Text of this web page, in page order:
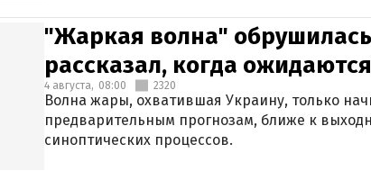
"Жаркая волна"
рассказал, когда
4 августа, 08:00 2320
Волна жары, охватившая Украину, только
предварительным прогнозам, ближе к
синоптических процессов.